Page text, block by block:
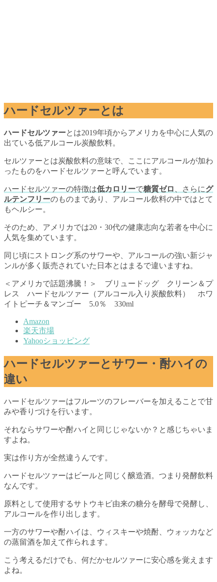
ハードセルツァーとは
ハードセルツァーとは2019年頃からアメリカを中心に人気の
出ている低アルコール炭酸飲料。
セルツァーとは炭酸飲料の意味で、ここにアルコールが加わ
ったものをハードセルツァーと呼んでいます。
ハードセルツァーの特徴は低カロリーで糖質ゼロ 、さらにグ
ルテンフリーのものまであり、アルコール飲料の中ではとて
もヘルシー。
そのため、アメリカでは20・30代の健康志向な若者を中心に
人気を集めています。
同じ頃にストロング系のサワーや、アルコールの強い新ジャ
ンルが多く販売されていた日本とはまるで違いますね。
＜アメリカで話題沸騰！＞ ブリュードッグ クリーン＆プ
レス ハードセルツァー（アルコール入り炭酸飲料） ホワ
イトピーチ＆マンゴー 5.0％ 330ml
Amazon
楽天市場
Yahooショッピング
ハードセルツァーとサワー・酎ハイの
違い
ハードセルツァーはフルーツのフレーバーを加えることで甘
みや香りづけを行います。
それならサワーや酎ハイと同じじゃないか？と感じちゃいま
すよね。
実は作り方が全然違うんです。
ハードセルツァーはビールと同じく醸造酒。つまり発酵飲料
なんです。
原料として使用するサトウキビ由来の糖分を酵母で発酵し、
アルコールを作り出します。
一方のサワーや酎ハイは、ウィスキーや焼酎、ウォッカなど
の蒸留酒を加えて作られます。
こう考えるだけでも、何だかセルツァーに安心感を覚えます
よね。